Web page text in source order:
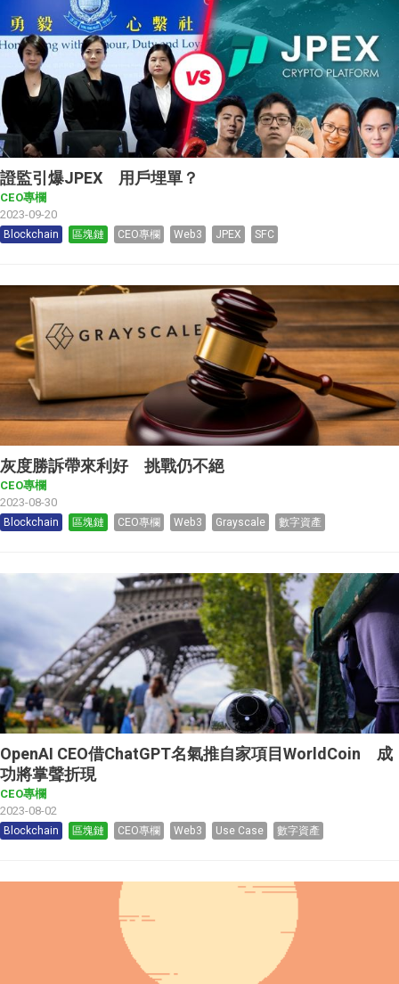
證監引爆JPEX 用戶埋單？
CEO專欄
2023-09-20
Blockchain 區塊鏈 CEO專欄 Web3 JPEX SFC
灰度勝訴帶來利好 挑戰仍不絕
CEO專欄
2023-08-30
Blockchain 區塊鏈 CEO專欄 Web3 Grayscale 數字資產
OpenAI CEO借ChatGPT名氣推自家項目WorldCoin 成
功將掌聲折現
CEO專欄
2023-08-02
Blockchain 區塊鏈 CEO專欄 Web3 Use Case 數字資產